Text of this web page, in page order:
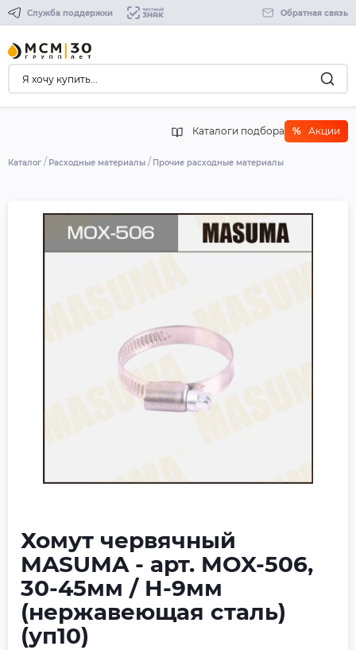
Служба поддержки Обратная связь
Каталоги подбора % Акции
Каталог Расходные материалы Прочие расходные материалы
Хомут червячный
MASUMA - арт. MOX-506,
30-45мм / H-9мм
(нержавеющая сталь)
(уп10)